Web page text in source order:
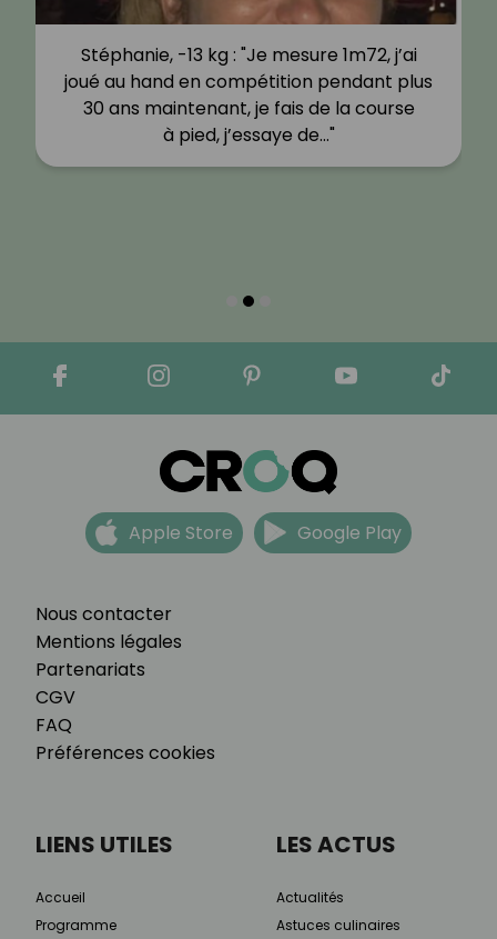
Stéphanie, -13 kg : "Je mesure 1m72, j’ai
joué au hand en compétition pendant plus
30 ans maintenant, je fais de la course
à pied, j’essaye de…"
Nous contacter
Mentions légales
Partenariats
CGV
FAQ
Préférences cookies
Apple Store Google Play
LIENS UTILES
Accueil
Programme
LES ACTUS
Actualités
Astuces culinaires